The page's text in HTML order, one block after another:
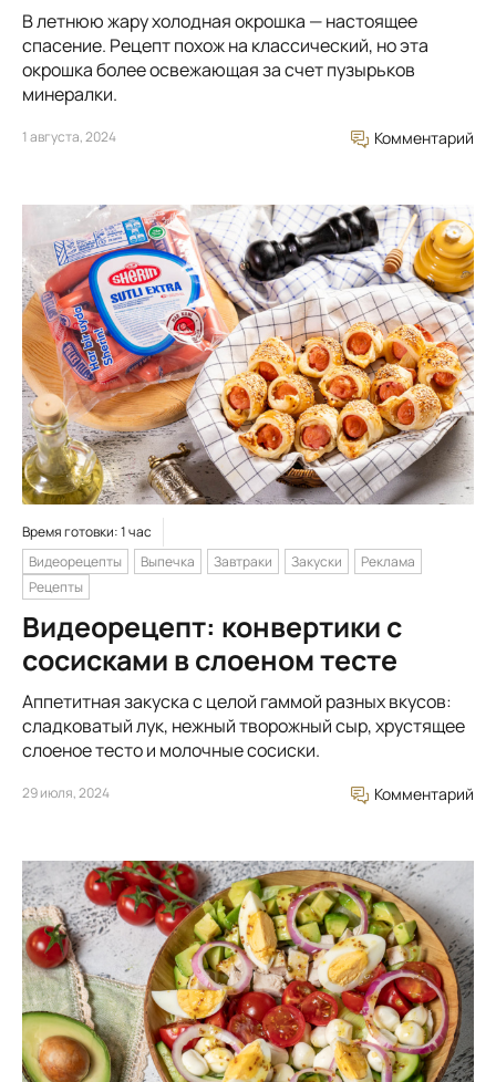
В летнюю жару холодная окрошка — настоящее
спасение. Рецепт похож на классический, но эта
окрошка более освежающая за счет пузырьков
минералки.
1 августа, 2024 Комментарий
Время готовки: 1 час
Видеорецепты
Выпечка Завтраки Закуски
Реклама
Рецепты
Видеорецепт: конвертики с
сосисками в слоеном тесте
Аппетитная закуска с целой гаммой разных вкусов:
сладковатый лук, нежный творожный сыр, хрустящее
слоеное тесто и молочные сосиски.
29 июля, 2024 Комментарий